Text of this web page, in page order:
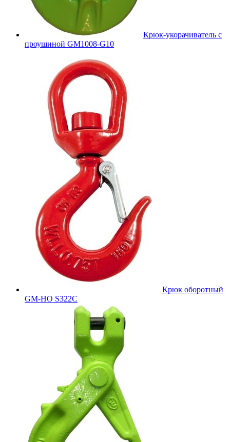
Крюк-укорачиватель с
проушиной GM1008-G10
Крюк оборотный
GM-HO S322C